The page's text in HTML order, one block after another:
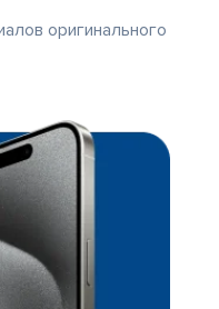
оригинального